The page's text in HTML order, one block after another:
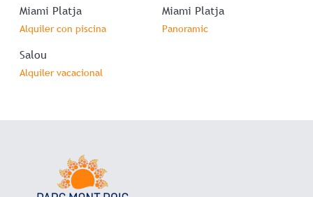
Miami Platja
Alquiler con piscina
Miami Platja
Panoramic
Salou
Alquiler vacacional